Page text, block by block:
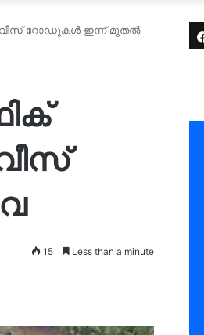
റോഡുകള്‍ ഇന്ന് മുതല്‍
15 Less than a minute